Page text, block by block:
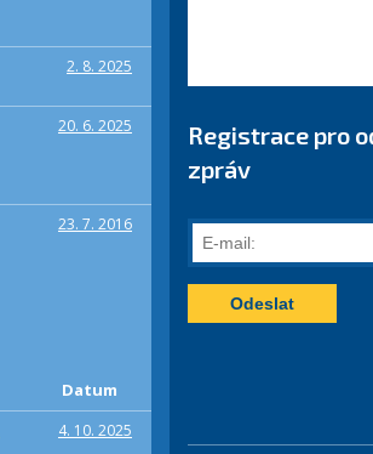
2. 8. 2025
20. 6. 2025
23. 7. 2016
Datum
4. 10. 2025
Registrace pro
zpráv
E-
mail: